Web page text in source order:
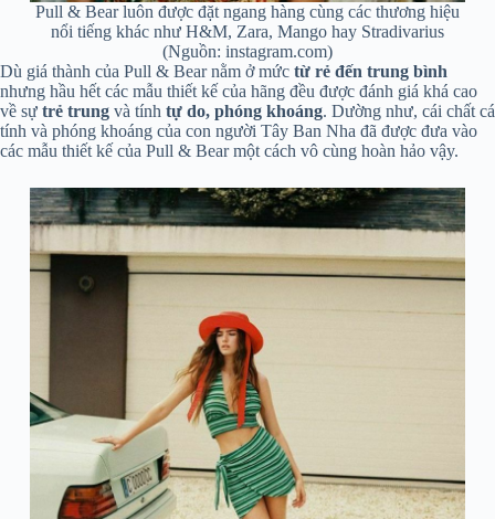
Pull & Bear luôn được đặt ngang hàng cùng các thương hiệu
nổi tiếng khác như H&M, Zara, Mango hay Stradivarius
(Nguồn: instagram.com)
Dù giá thành của Pull & Bear nằm ở mức từ rẻ đến trung bình
nhưng hầu hết các mẫu thiết kế của hãng đều được đánh giá khá cao
về sự trẻ trung và tính tự do, phóng khoáng. Dường như, cái chất cá
tính và phóng khoáng của con người Tây Ban Nha đã được đưa vào
các mẫu thiết kế của Pull & Bear một cách vô cùng hoàn hảo vậy.